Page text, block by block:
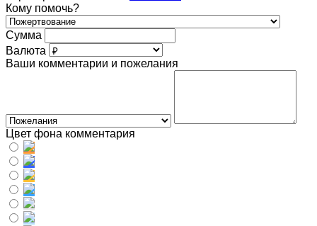
Кому помочь?
Сумма
Валюта
Ваши комментарии и пожелания
Цвет фона комментария